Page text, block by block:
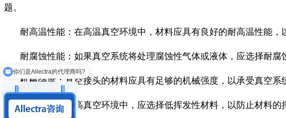
题。
耐高温性能：在高温真空环境中，材料应具有良好的耐高温性能，
耐腐蚀性能：如果真空系统将处理腐蚀性气体或液体，应选择耐
机械强度：真空接头的材料应具有足够的机械强度，以承受真空系
低挥发性：在高真空环境中，应选择低挥发性材料，以防止材料的
你们是Allectra的代理商吗?